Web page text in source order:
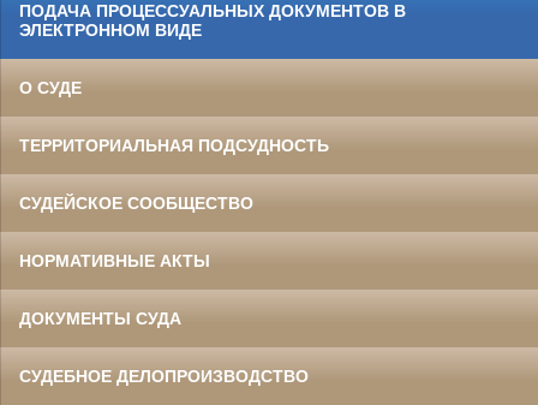
ПОДАЧА ПРОЦЕССУАЛЬНЫХ ДОКУМЕНТОВ В
ЭЛЕКТРОННОМ ВИДЕ
О СУДЕ
ТЕРРИТОРИАЛЬНАЯ ПОДСУДНОСТЬ
СУДЕЙСКОЕ СООБЩЕСТВО
НОРМАТИВНЫЕ АКТЫ
ДОКУМЕНТЫ СУДА
СУДЕБНОЕ ДЕЛОПРОИЗВОДСТВО